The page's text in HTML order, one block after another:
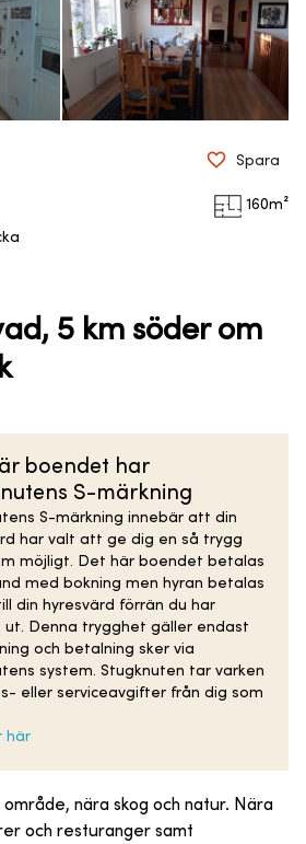
160m²
Spara
5 km söder om
boendet har
S-märkning
S-märkning innebär att din
har valt att ge dig en så trygg
möjligt. Det här boendet betalas
med bokning men hyran betalas
din hyresvärd förrän du har
ut. Denna trygghet gäller endast
och betalning sker via
system. Stugknuten tar varken
eller serviceavgifter från dig som
här
område, nära skog och natur. Nära
och resturanger samt